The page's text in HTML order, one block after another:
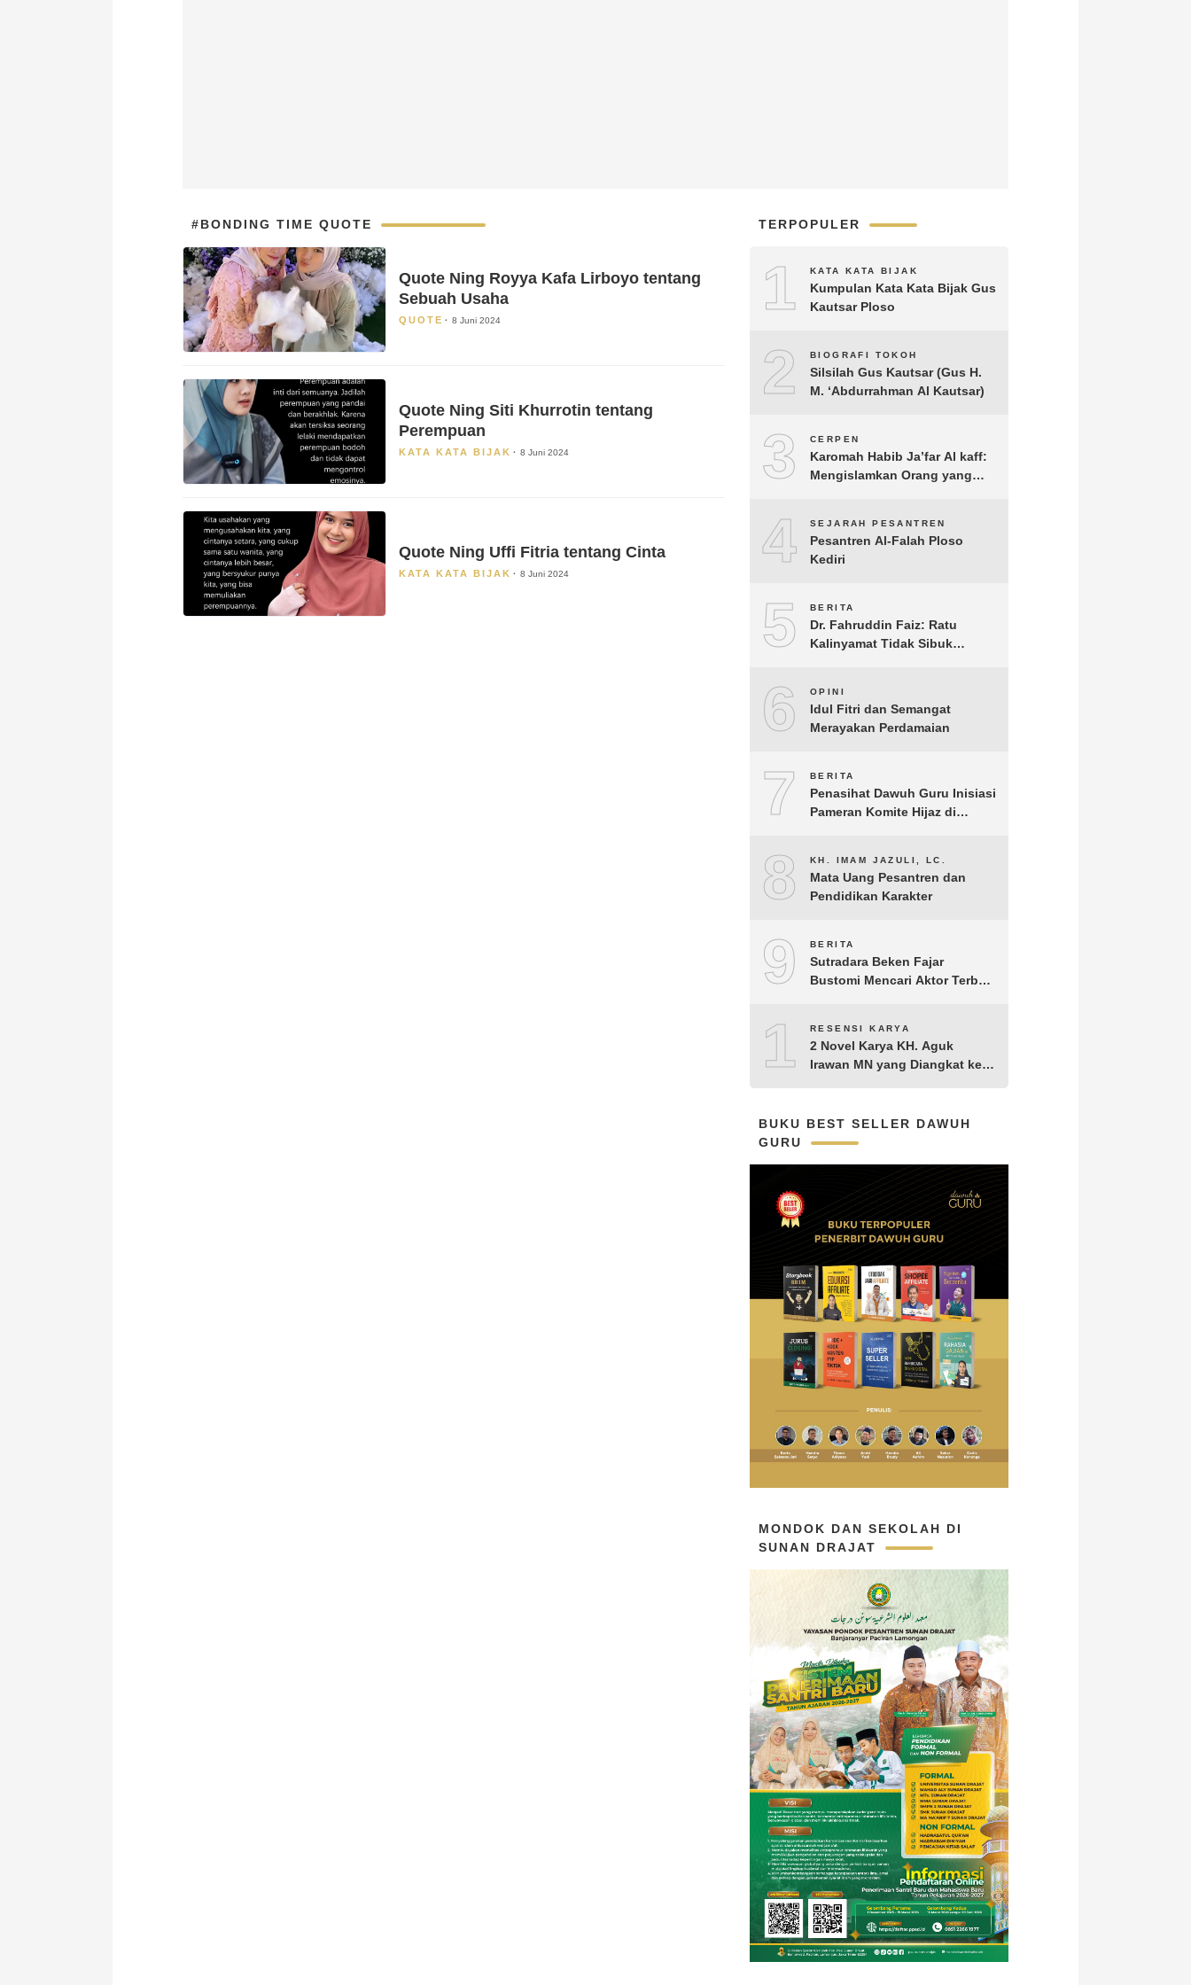
#BONDING TIME QUOTE
Quote Ning Royya Kafa Lirboyo tentang
Sebuah Usaha
QUOTE 8 Juni 2024
Quote Ning Siti Khurrotin tentang
Perempuan
KATA KATA BIJAK 8 Juni 2024
Quote Ning Uffi Fitria tentang Cinta
KATA KATA BIJAK 8 Juni 2024
TERPOPULER
1 KATA KATA BIJAK
Kumpulan Kata Kata Bijak Gus
Kautsar Ploso
2 BIOGRAFI TOKOH
Silsilah Gus Kautsar (Gus H.
M. ‘Abdurrahman Al Kautsar)
3 CERPEN
Karomah Habib Ja’far Al kaff:
Mengislamkan Orang yang
4 SEJARAH PESANTREN
Pesantren Al-Falah Ploso
Kediri
5 BERITA
Dr. Fahruddin Faiz: Ratu
Kalinyamat Tidak Sibuk
Perekonomian Rakyatnya
6 OPINI
Idul Fitri dan Semangat
Merayakan Perdamaian
7 BERITA
Penasihat Dawuh Guru Inisiasi
Pameran Komite Hijaz di
8 KH. IMAM JAZULI, LC.
Mata Uang Pesantren dan
Pendidikan Karakter
9 BERITA
Sutradara Beken Fajar
Bustomi Mencari Aktor Terbaik
KH. Hasyim Asy’ari karya KH.
Aguk Irawan MN
10RESENSI KARYA
2 Novel Karya KH. Aguk
Irawan MN yang Diangkat ke
BUKU BEST SELLER DAWUH
GURU
MONDOK DAN SEKOLAH DI
SUNAN DRAJAT